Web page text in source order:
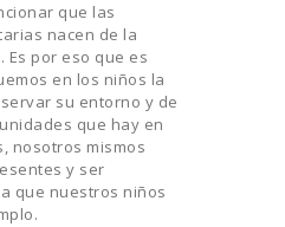
que las
nacen de la
Es por eso que es
en los niños la
su entorno y de
que hay en
nosotros mismos
y ser
que nuestros niños